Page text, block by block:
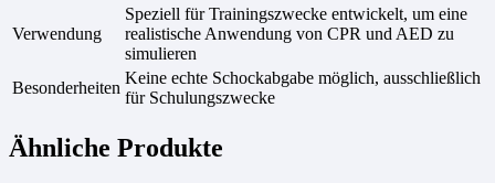
Verwendung
Speziell für Trainingszwecke entwickelt, um eine
realistische Anwendung von CPR und AED zu
simulieren
Besonderheiten
Keine echte Schockabgabe möglich, ausschließlich
für Schulungszwecke
Ähnliche Produkte